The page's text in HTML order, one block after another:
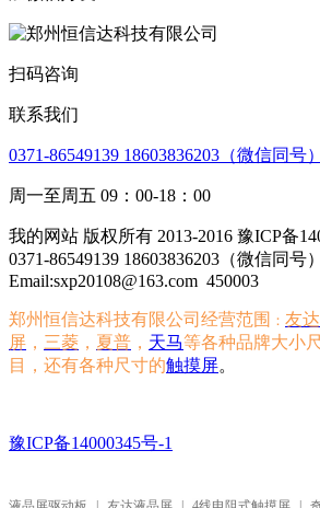
扫码咨询
联系我们
0371-86549139 18603836203（微信同号）
周一至周五 09：00-18：00
我的网站 版权所有 2013-2016 豫ICP备
0371-86549139 18603836203（微信同号
Email:sxp20108@163.com 450003
郑州恒信达科技有限公司经营范围 ： 友达
屏 ， 三菱 ， 夏普 ， 天马等各种品牌大小
目，还有各种尺寸的触摸屏。
豫ICP备14000345号-1